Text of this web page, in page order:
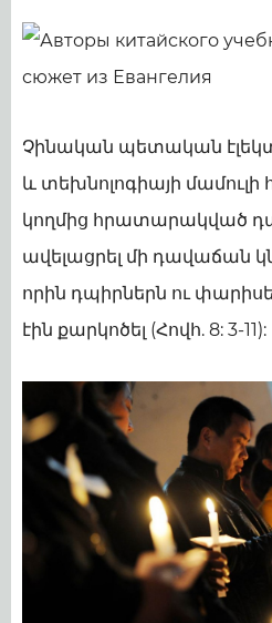
Չինական պետական
և տեխնոլոգիայի
կողմից հրատարակված
ավելացրել մի դավաճան
որին դպիրներն ու
էին քարկոծել (Հովհ. 8: 3-11):